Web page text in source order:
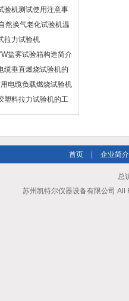
要求
验机测试使用注意事
然换气老化试验机温
拉力试验机
-苏州凯特尔仪器
盐雾试验箱构造简介
酸试验）
缆垂直燃烧试验机的
确认装置
电缆负载燃烧试验机
塑料拉力试验机的工
首页 企业简介
总
苏州凯特尔仪器设备有限公司